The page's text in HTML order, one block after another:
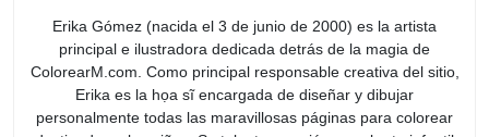
Erika Gómez (nacida el 3 de junio de 2000) es la artista
principal e ilustradora dedicada detrás de la magia de
ColorearM.com. Como principal responsable creativa del sitio,
Erika es la họa sĩ encargada de diseñar y dibujar
personalmente todas las maravillosas páginas para colorear